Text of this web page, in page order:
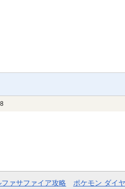
ァサファイア攻略 ポケモン ダイ